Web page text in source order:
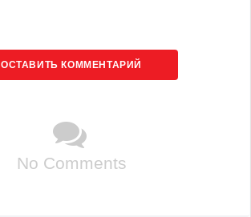
ОСТАВИТЬ КОММЕНТАРИЙ
No Comments